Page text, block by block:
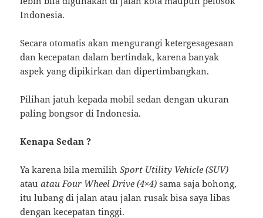
Indonesia.
Secara otomatis akan mengurangi ketergesagesaan
dan kecepatan dalam bertindak, karena banyak
aspek yang dipikirkan dan dipertimbangkan.
Pilihan jatuh kepada mobil sedan dengan ukuran
paling bongsor di Indonesia.
Kenapa Sedan ?
Ya karena bila memilihSport Utility Vehicle (SUV)
atauatau Four Wheel Drive (4×4) sama saja bohong,
itu lubang di jalan atau jalan rusak bisa saya libas
dengan kecepatan tinggi.